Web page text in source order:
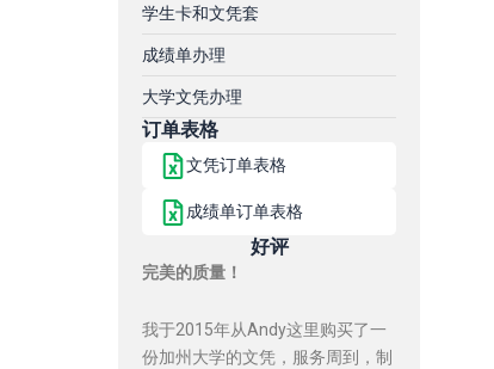
学生卡和文凭套
成绩单办理
大学文凭办理
订单表格
文凭订单表格
成绩单订单表格
好评
完美的质量！
我于2015年从Andy这里购买了一
份加州大学的文凭，服务周到，制